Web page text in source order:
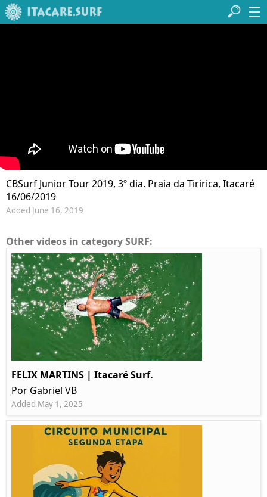
CBSurf Junior Tour 2019, 3º dia. Praia da Tiririca, Itacaré
16/06/2019
Added June 16, 2019
Other videos in category SURF:
FELIX MARTINS | Itacaré Surf.
Por Gabriel VB
Added May 1, 2025